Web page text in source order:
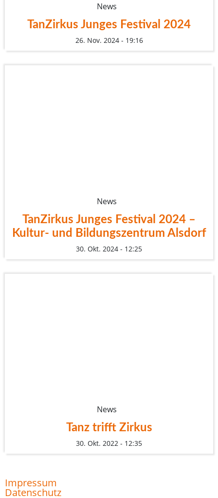
News
TanZirkus Junges Festival 2024
26. Nov. 2024 - 19:16
News
TanZirkus Junges Festival 2024 –
Kultur- und Bildungszentrum Alsdorf
30. Okt. 2024 - 12:25
News
Tanz trifft Zirkus
30. Okt. 2022 - 12:35
Impressum
Datenschutz